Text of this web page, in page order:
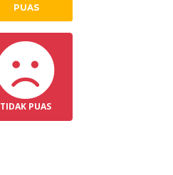
PUAS
TIDAK PUAS